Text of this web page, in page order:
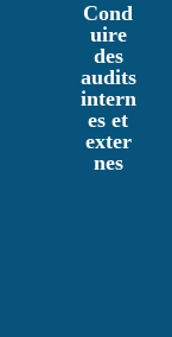
Cond
uire
des
audits
intern
es et
exter
nes